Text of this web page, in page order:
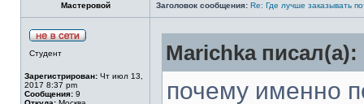
Мастеровой Заголовок сообщения: Re: Где лучше заказывать
Студент
Зарегистрирован: Чт июл 13,
2017 8:37 pm
Сообщения: 9
Marichka писал(а):
почему именно